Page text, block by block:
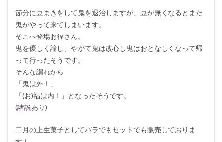
節分に豆まきをして鬼を退治しますが、豆が無くなるとまた
鬼がやって来てしまいます。
そこへ登場お福さん。
鬼を優しく諭し、やがて鬼は改心し鬼はおとなしくなって帰
って行ったそうです。
そんな謂れから
「鬼は外！」
「(お)福は内！」となったそうです。
(諸説あり)
二月の上生菓子としてバラでもセットでも販売しておりま